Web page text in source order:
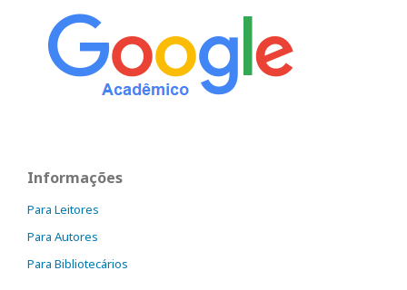
Informações
Para Leitores
Para Autores
Para Bibliotecários